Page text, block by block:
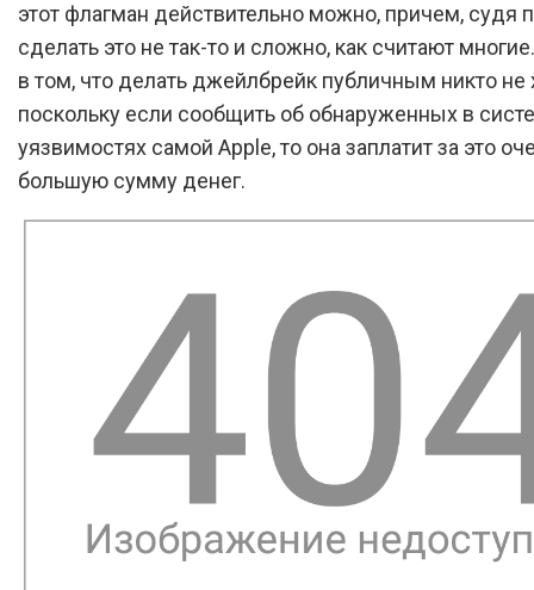
этот флагман действительно можно, причем, судя
сделать это не так-то и сложно, как считают
в том, что делать джейлбрейк публичным никто не
поскольку если сообщить об обнаруженных в
уязвимостях самой Apple, то она заплатит за это
большую сумму денег.